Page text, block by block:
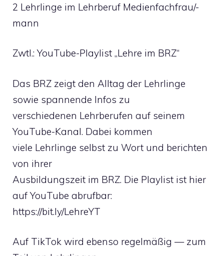
2 Lehrlinge im Lehrberuf Medienfachfrau/-
mann
Zwtl.: YouTube-Playlist „Lehre im BRZ“
Das BRZ zeigt den Alltag der Lehrlinge
sowie spannende Infos zu
verschiedenen Lehrberufen auf seinem
YouTube-Kanal. Dabei kommen
viele Lehrlinge selbst zu Wort und berichten
von ihrer
Ausbildungszeit im BRZ. Die Playlist ist hier
auf YouTube abrufbar:
https://bit.ly/LehreYT
Auf TikTok wird ebenso regelmäßig — zum